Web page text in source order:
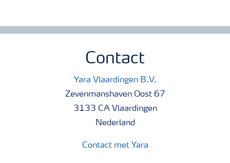
Contact
Yara Vlaardingen B.V.
Zevenmanshaven Oost 67
3133 CA Vlaardingen
Nederland
Contact met Yara